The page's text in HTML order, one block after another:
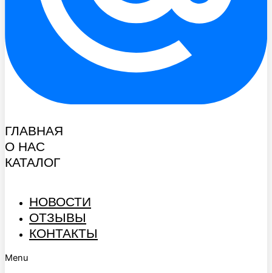
ГЛАВНАЯ
О НАС
КАТАЛОГ
НОВОСТИ
ОТЗЫВЫ
КОНТАКТЫ
Menu